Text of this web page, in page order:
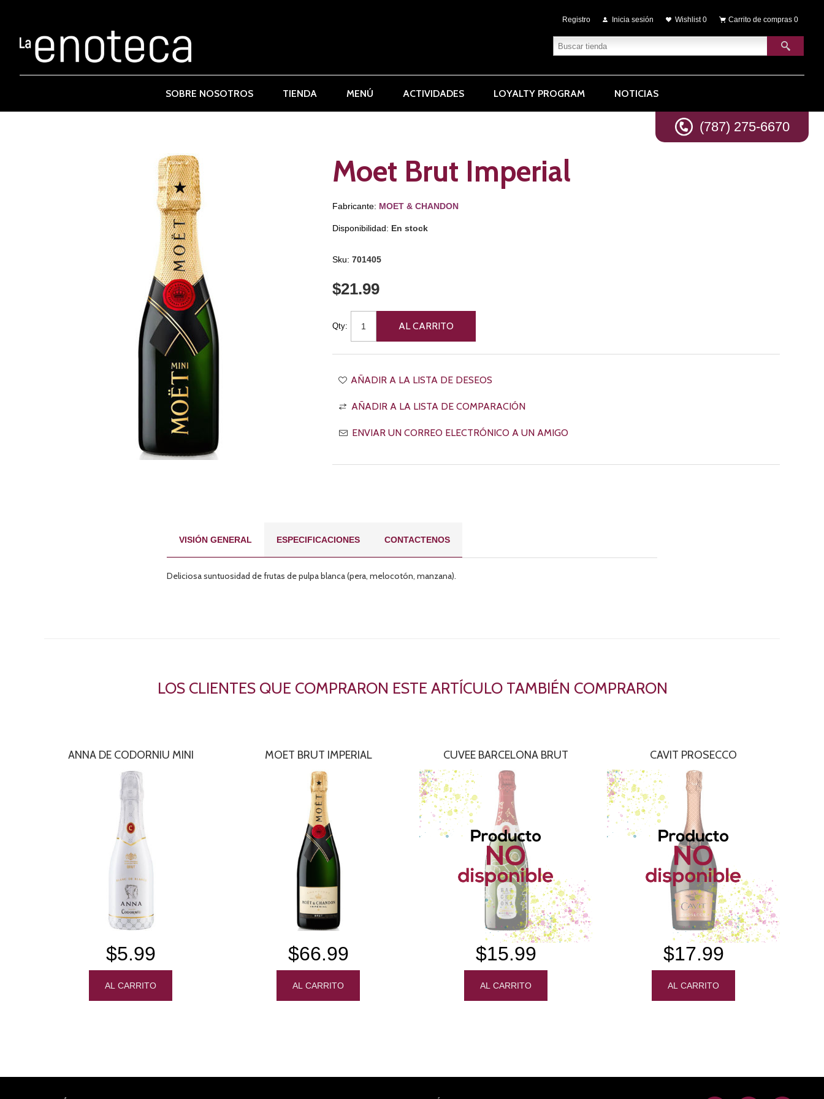
Registro Inicia sesión Wishlist 0 Carrito de compras 0
(787) 275-6670
SOBRE NOSOTROS TIENDA MENÚ ACTIVIDADES LOYALTY PROGRAM NOTICIAS
Moet Brut Imperial
Fabricante: MOET & CHANDON
Disponibilidad: En stock
Sku: 701405
$21.99
Qty:
VISIÓN GENERAL ESPECIFICACIONES CONTACTENOS
Deliciosa suntuosidad de frutas de pulpa blanca (pera, melocotón, manzana).
LOS CLIENTES QUE COMPRARON ESTE ARTÍCULO TAMBIÉN COMPRARON
ANNA DE CODORNIU MINI
$5.99
MOET BRUT IMPERIAL
$66.99
CUVEE BARCELONA BRUT
$15.99
CAVIT PROSECCO
$17.99